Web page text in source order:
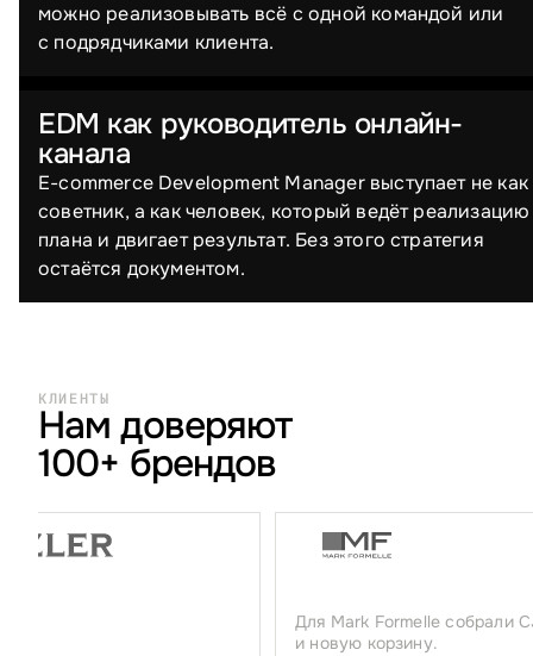
можно реализовывать всё с одной командой или
с подрядчиками клиента.
EDM как руководитель онлайн-
канала
E-commerce Development Manager выступает не как
советник, а как человек, который ведёт реализацию
плана и двигает результат. Без этого стратегия
остаётся документом.
КЛИЕНТЫ
Нам доверяют
100+ брендов
Для Mark Formelle собрали
и новую корзину.